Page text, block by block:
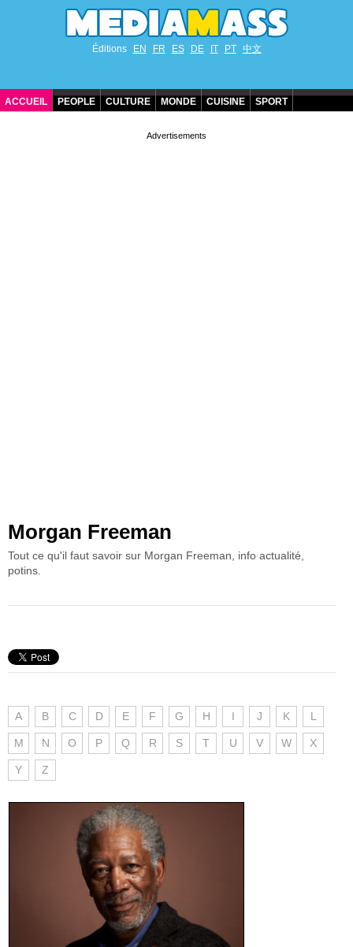
Éditions EN FR ES DE IT PT 中文
ACCUEIL PEOPLE CULTURE MONDE CUISINE SPORT
Morgan Freeman
Tout ce qu'il faut savoir sur Morgan Freeman, info actualité,
potins.
A B C D E F G H I J K L
M N O P Q R S T U V W X
Y Z